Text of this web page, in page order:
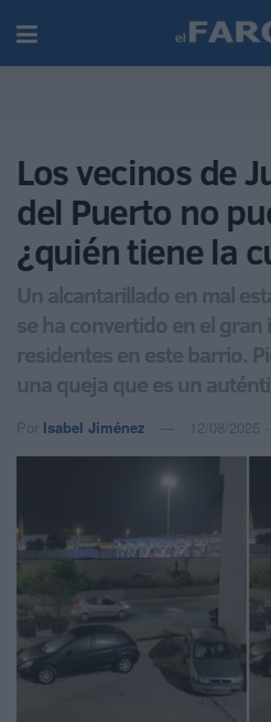
Los vecinos de
del Puerto no
¿quién tiene la
Un alcantarillado en mal
se ha convertido en el
residentes en este barrio.
una queja que es un
Por Isabel Jiménez 12/08/2025 -